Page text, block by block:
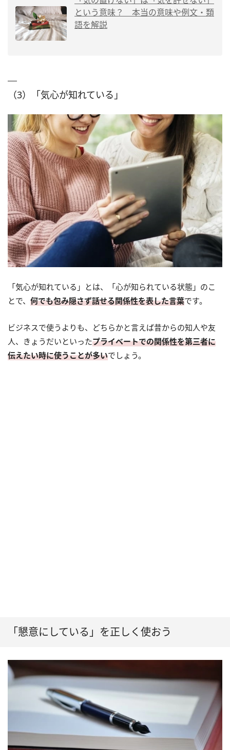
という意味？ 本当の意味や例文・類
語を解説
（3）「気心が知れている」
「気心が知れている」とは、「心が知られている状態」のこ
とで、 何でも包み隠さず話せる関係性を表した言葉です。
ビジネスで使うよりも、どちらかと言えば昔からの知人や友
人、きょうだいといったプライベートでの関係性を第三者に
伝えたい時に使うことが多いでしょう。
「懇意にしている」を正しく使おう